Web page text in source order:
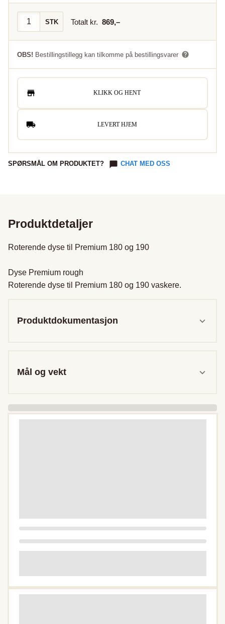
STK Totalt kr. 869,–
OBS! Bestillingstillegg kan tilkomme på bestillingsvarer
KLIKK OG HENT
LEVERT HJEM
SPØRSMÅL OM PRODUKTET? CHAT MED OSS
Produktdetaljer
Roterende dyse til Premium 180 og 190
Dyse Premium rough
Roterende dyse til Premium 180 og 190 vaskere.
Produktdokumentasjon
Mål og vekt